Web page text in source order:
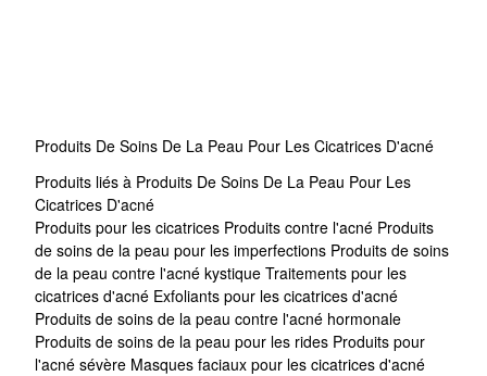
Produits De Soins De La Peau Pour Les Cicatrices D'acné
Produits liés à Produits De Soins De La Peau Pour Les
Cicatrices D'acné
Produits pour les cicatrices Produits contre l'acné Produits
de soins de la peau pour les imperfections Produits de soins
de la peau contre l'acné kystique Traitements pour les
cicatrices d'acné Exfoliants pour les cicatrices d'acné
Produits de soins de la peau contre l'acné hormonale
Produits de soins de la peau pour les rides Produits pour
l'acné sévère Masques faciaux pour les cicatrices d'acné